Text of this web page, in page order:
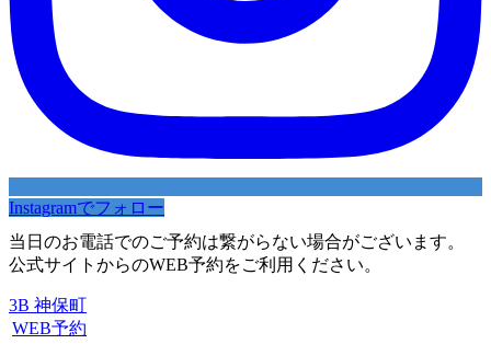
Instagramでフォロー
当日のお電話でのご予約は繋がらない場合がございます。
公式サイトからのWEB予約をご利用ください。
3B 神保町
WEB予約